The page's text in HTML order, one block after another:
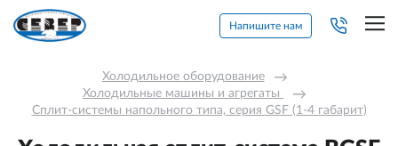
Напишите нам
Холодильное оборудование →
Холодильные машины и агрегаты →
Сплит-системы напольного типа, серия GSF (1-4 габарит)